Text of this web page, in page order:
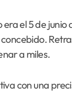
el 5 de
a miles.
con una